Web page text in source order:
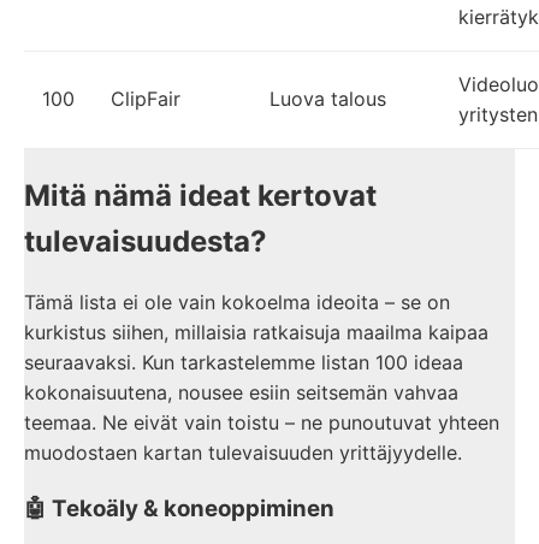
100 ClipFair Luova talous
Mitä nämä ideat kertovat
tulevaisuudesta?
Tämä lista ei ole vain kokoelma ideoita – se on
kurkistus siihen, millaisia ratkaisuja maailma kaipaa
seuraavaksi. Kun tarkastelemme listan 100 ideaa
kokonaisuutena, nousee esiin seitsemän vahvaa
teemaa. Ne eivät vain toistu – ne punoutuvat yhteen
muodostaen kartan tulevaisuuden yrittäjyydelle.
🤖 Tekoäly & koneoppiminen